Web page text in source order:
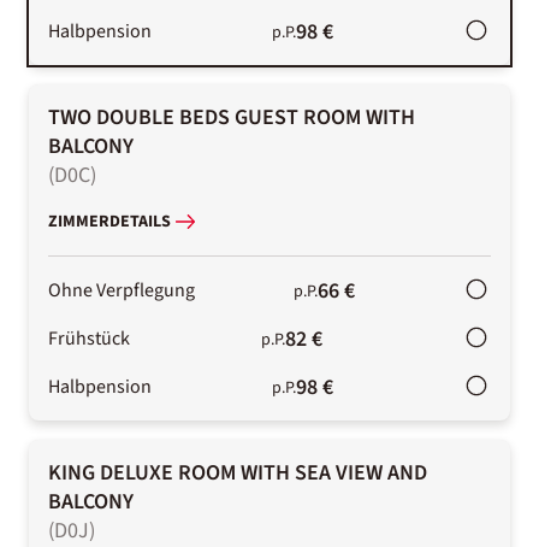
Halbpension p.P.98 €
TWO DOUBLE BEDS GUEST ROOM WITH
BALCONY
(D0C)
ZIMMERDETAILS
Ohne Verpflegung p.P.66 €
Frühstück p.P.82 €
Halbpension p.P.98 €
KING DELUXE ROOM WITH SEA VIEW AND
BALCONY
(D0J)